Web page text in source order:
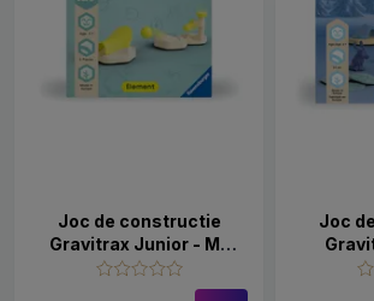
Joc de constructie
Gravitrax Junior - My
Jump - Set de accesorii,
Joc